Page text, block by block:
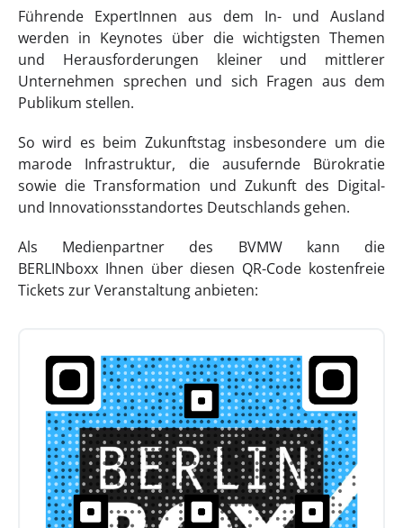
Führende ExpertInnen aus dem In- und Ausland
werden in Keynotes über die wichtigsten Themen
und Herausforderungen kleiner und mittlerer
Unternehmen sprechen und sich Fragen aus dem
Publikum stellen.
So wird es beim Zukunftstag insbesondere um die
marode Infrastruktur, die ausufernde Bürokratie
sowie die Transformation und Zukunft des Digital-
und Innovationsstandortes Deutschlands gehen.
Als Medienpartner des BVMW kann die
BERLINboxx Ihnen über diesen QR-Code kostenfreie
Tickets zur Veranstaltung anbieten: